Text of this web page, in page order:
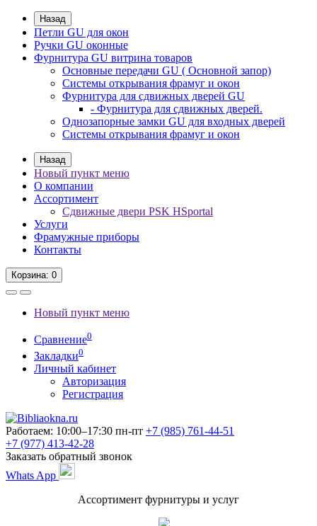
Назад
Петли GU для окон
Ручки GU оконные
Фурнитура GU витрина товаров
Основные передачи GU ( Основной запор)
Системы открывания фрамуг и окон
Фурнитура для сдвижных дверей GU
- Фурнитура для сдвижных дверей.
Однозапорные замки GU для входных дверей
Системы открывания фрамуг и окон
Назад
Новый пункт меню
О компании
Ассортимент
Сдвижные двери PSK HSportal
Услуги
Фрамужные приборы
Контакты
Корзина: 0
Новый пункт меню
Сравнение0
Закладки0
Личный кабинет
Авторизация
Регистрация
Работаем: 10:00–17:30 пн-пт +7 (985) 761-44-51
+7 (977) 413-42-28
Заказать обратный звонок
Whats App
Ассортимент фурнитуры и услуг